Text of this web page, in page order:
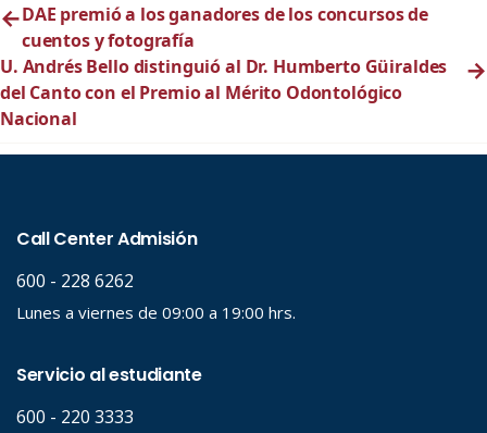
←DAE premió a los ganadores de los concursos de
cuentos y fotografía
U. Andrés Bello distinguió al Dr. Humberto Güiraldes
del Canto con el Premio al Mérito Odontológico
Nacional
→